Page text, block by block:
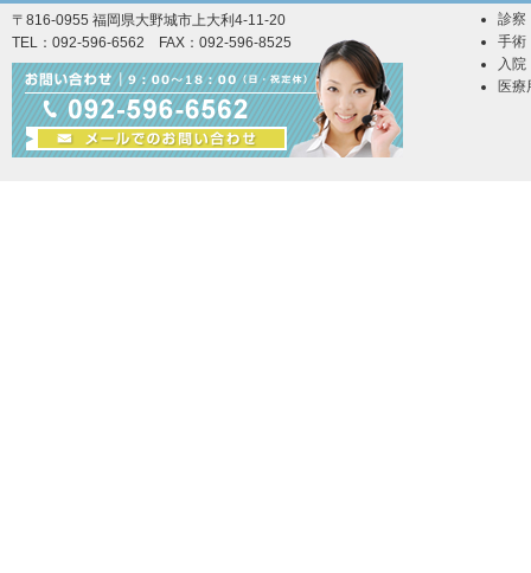
〒816-0955 福岡県大野城市上大利4-11-20
TEL：092-596-6562 FAX：092-596-8525
診察
手術
入院
医療